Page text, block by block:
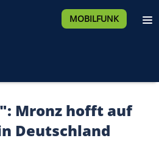
MOBILFUNK
Mronz hofft auf
Deutschland